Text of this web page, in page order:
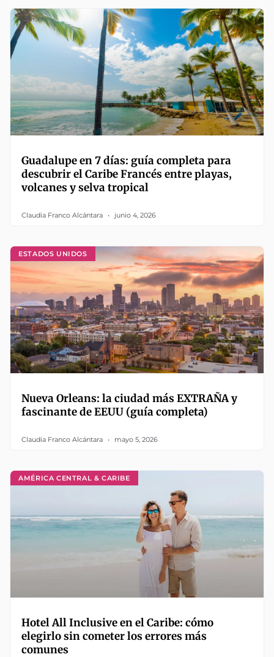
Guadalupe en 7 días: guía completa para
descubrir el Caribe Francés entre playas,
volcanes y selva tropical
Claudia Franco Alcántara junio 4, 2026
ESTADOS UNIDOS
Nueva Orleans: la ciudad más EXTRAÑA y
fascinante de EEUU (guía completa)
Claudia Franco Alcántara mayo 5, 2026
AMÉRICA CENTRAL & CARIBE
Hotel All Inclusive en el Caribe: cómo
elegirlo sin cometer los errores más
comunes